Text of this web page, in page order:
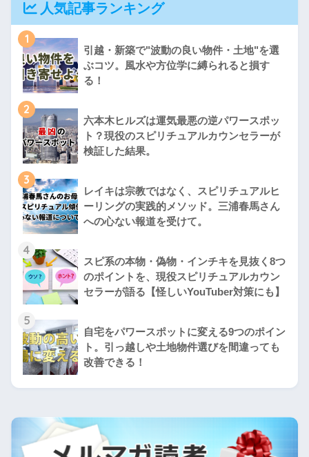
人気記事ランキング
1
引越・新築で"波動の良い物件・土地"を選
ぶコツ。風水や方位学に縛られると損す
る！
2
六本木ヒルズは運気最悪の逆パワースポッ
ト？現役のスピリチュアルカウンセラーが
検証した結果。
3
レイキは宗教ではなく、スピリチュアルヒ
ーリングの実践的メソッド。三浦春馬さん
への心ない報道を受けて。
4
スピ系の本物・偽物・インチキを見抜く8つ
のポイントを、現役スピリチュアルカウン
セラーが語る【怪しいYouTuber対策にも】
5
自宅をパワースポットに変える9つのポイン
ト。引っ越しや土地物件選びを間違っても
改善できる！